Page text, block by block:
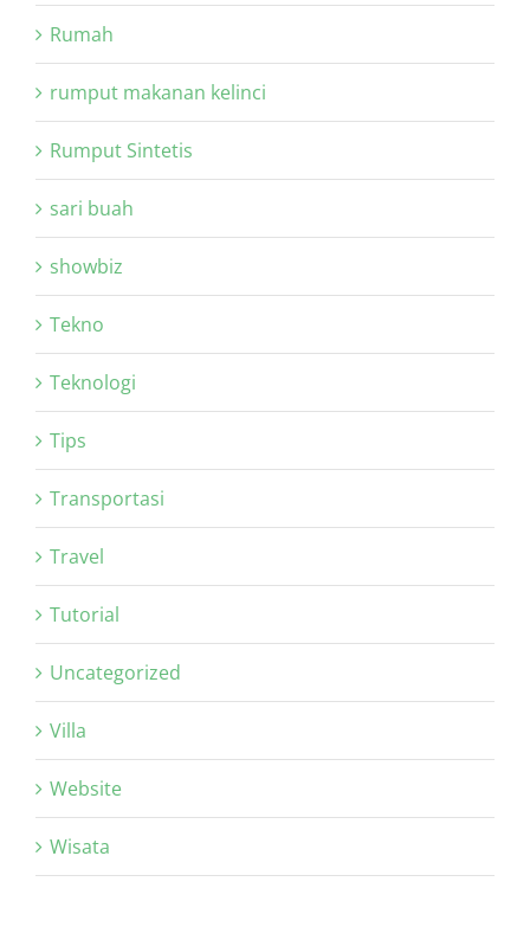
Rumah
rumput makanan kelinci
Rumput Sintetis
sari buah
showbiz
Tekno
Teknologi
Tips
Transportasi
Travel
Tutorial
Uncategorized
Villa
Website
Wisata